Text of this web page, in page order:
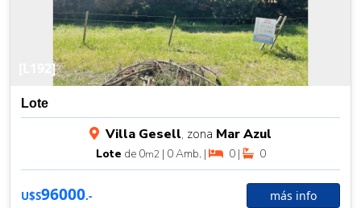
[L192]
Lote
Villa Gesell, zona Mar Azul
Lote de 0m2 | 0 Amb. | 0 | 0
U$S96000.- más info